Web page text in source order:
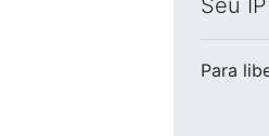
Seu
Para